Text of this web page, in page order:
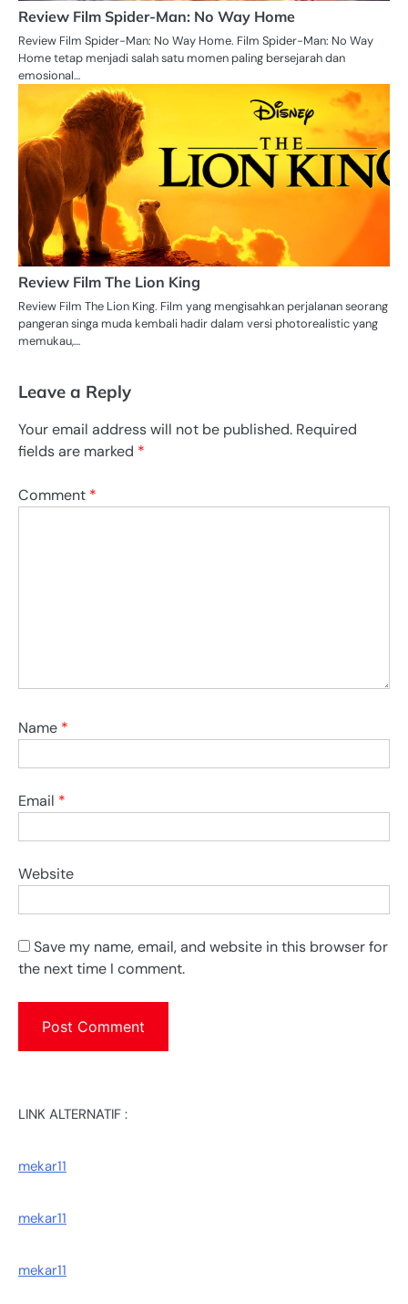
Review Film Spider-Man: No Way Home
Review Film Spider-Man: No Way Home. Film Spider-Man: No Way
Home tetap menjadi salah satu momen paling bersejarah dan
emosional…
Review Film The Lion King
Review Film The Lion King. Film yang mengisahkan perjalanan seorang
pangeran singa muda kembali hadir dalam versi photorealistic yang
memukau,…
Leave a Reply
Your email address will not be published. Required
fields are marked *
Comment *
Name *
Email *
Website
Save my name, email, and website in this browser for
the next time I comment.
LINK ALTERNATIF :
mekar11
mekar11
mekar11